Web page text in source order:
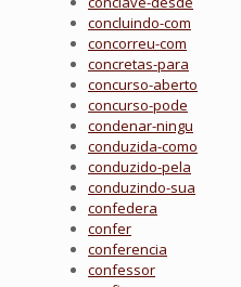
concluindo-com
concorreu-com
concretas-para
concurso-aberto
concurso-pode
condenar-ningu
conduzida-como
conduzido-pela
conduzindo-sua
confedera
confer
conferencia
confessor